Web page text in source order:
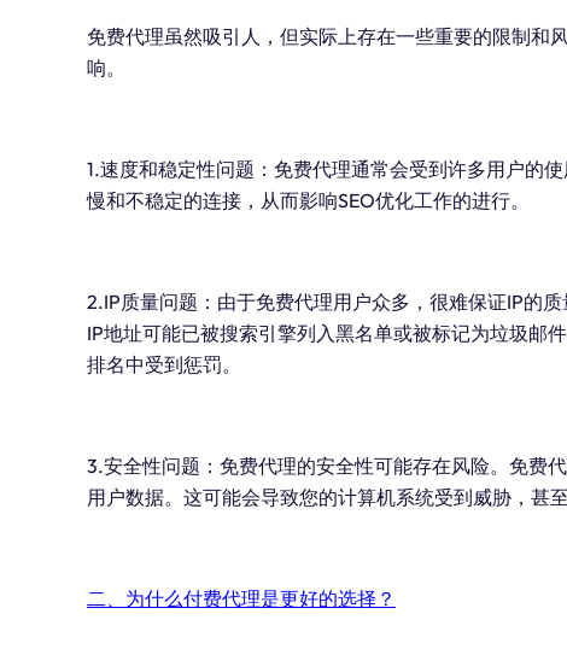
免费代理虽然吸引人，但实际上存在一些重要的限制和
响。
1.速度和稳定性问题：免费代理通常会受到许多用户的
慢和不稳定的连接，从而影响SEO优化工作的进行。
2.IP质量问题：由于免费代理用户众多，很难保证IP的
IP地址可能已被搜索引擎列入黑名单或被标记为垃圾邮
排名中受到惩罚。
3.安全性问题：免费代理的安全性可能存在风险。免费
用户数据。这可能会导致您的计算机系统受到威胁，甚
二、为什么付费代理是更好的选择？